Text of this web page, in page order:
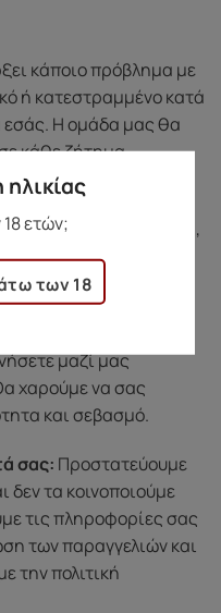
κάποιο πρόβλημα με
ή κατεστραμμένο κατά
εσάς. Η ομάδα μας θα
κάθε ζήτημα.
οι παραγγελίες
συσκευασία,
για να
μαζί μας
χαρούμε να σας
και σεβασμό.
σας: Προστατεύουμε
τα κοινοποιούμε
τις πληροφορίες σας
των παραγγελιών και
την πολιτική
ετών;
των 18